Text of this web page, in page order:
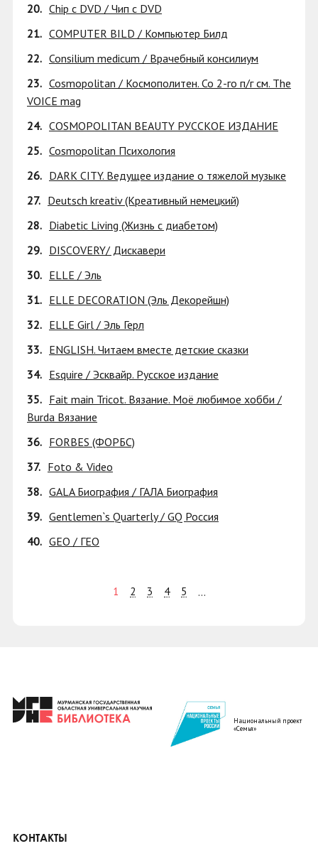
20. Chip с DVD / Чип с DVD
21. COMPUTER BILD / Компьютер Билд
22. Consilium medicum / Врачебный консилиум
23. Cosmopolitan / Космополитен. Со 2-го п/г см. The
VOICE mag
24. COSMOPOLITAN BEAUTY РУССКОЕ ИЗДАНИЕ
25. Cosmopolitan Психология
26. DARK CITY. Ведущее издание о тяжелой музыке
27. Deutsch kreativ (Креативный немецкий)
28. Diabetic Living (Жизнь с диабетом)
29. DISCOVERY/ Дискавери
30. ELLE / Эль
31. ELLE DECORATION (Эль Декорейшн)
32. ELLE Girl / Эль Герл
33. ENGLISH. Читаем вместе детские сказки
34. Esquire / Эсквайр. Русское издание
35. Fait main Tricot. Вязание. Моё любимое хобби /
Burda Вязание
36. FORBES (ФОРБС)
37. Foto & Video
38. GALA Биография / ГАЛА Биография
39. Gentlemen`s Quarterly / GQ Россия
40. GEO / ГЕО
1 2 3 4 5 ...
Национальный проект
«Семья»
КОНТАКТЫ